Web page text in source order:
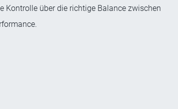
Kontrolle über die richtige Balance zwischen